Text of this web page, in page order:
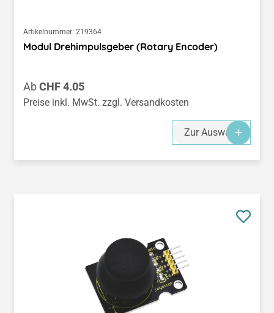
Artikelnummer: 219364
Modul Drehimpulsgeber (Rotary Encoder)
Regulärer Preis:
AbCHF 4.05
Preise inkl. MwSt. zzgl. Versandkosten
Zur Auswahl